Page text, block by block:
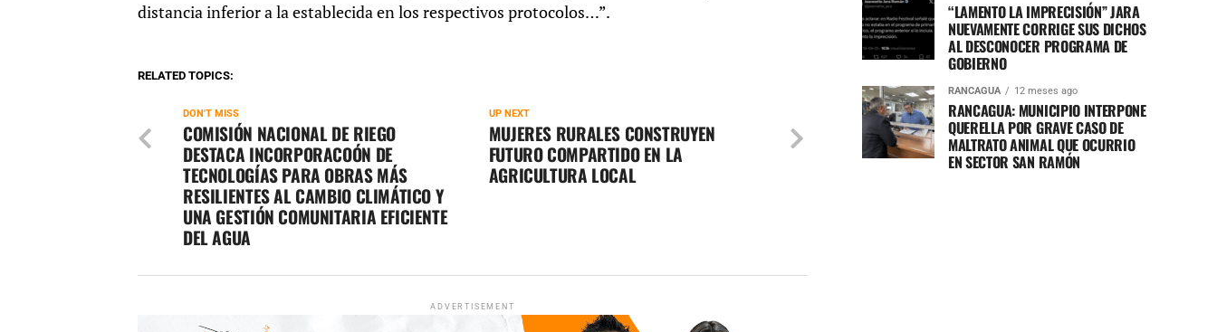
distancia inferior a la establecida en los respectivos protocolos…”.
RELATED TOPICS:
UP NEXT
MUJERES RURALES CONSTRUYEN
FUTURO COMPARTIDO EN LA
AGRICULTURA LOCAL
DON'T MISS
COMISIÓN NACIONAL DE RIEGO
DESTACA INCORPORACOÓN DE
TECNOLOGÍAS PARA OBRAS MÁS
RESILIENTES AL CAMBIO CLIMÁTICO Y
UNA GESTIÓN COMUNITARIA EFICIENTE
DEL AGUA
ADVERTISEMENT
“LAMENTO LA IMPRECISIÓN” JARA
NUEVAMENTE CORRIGE SUS DICHOS
AL DESCONOCER PROGRAMA DE
GOBIERNO
RANCAGUA 12 meses ago
RANCAGUA: MUNICIPIO INTERPONE
QUERELLA POR GRAVE CASO DE
MALTRATO ANIMAL QUE OCURRIO
EN SECTOR SAN RAMÓN